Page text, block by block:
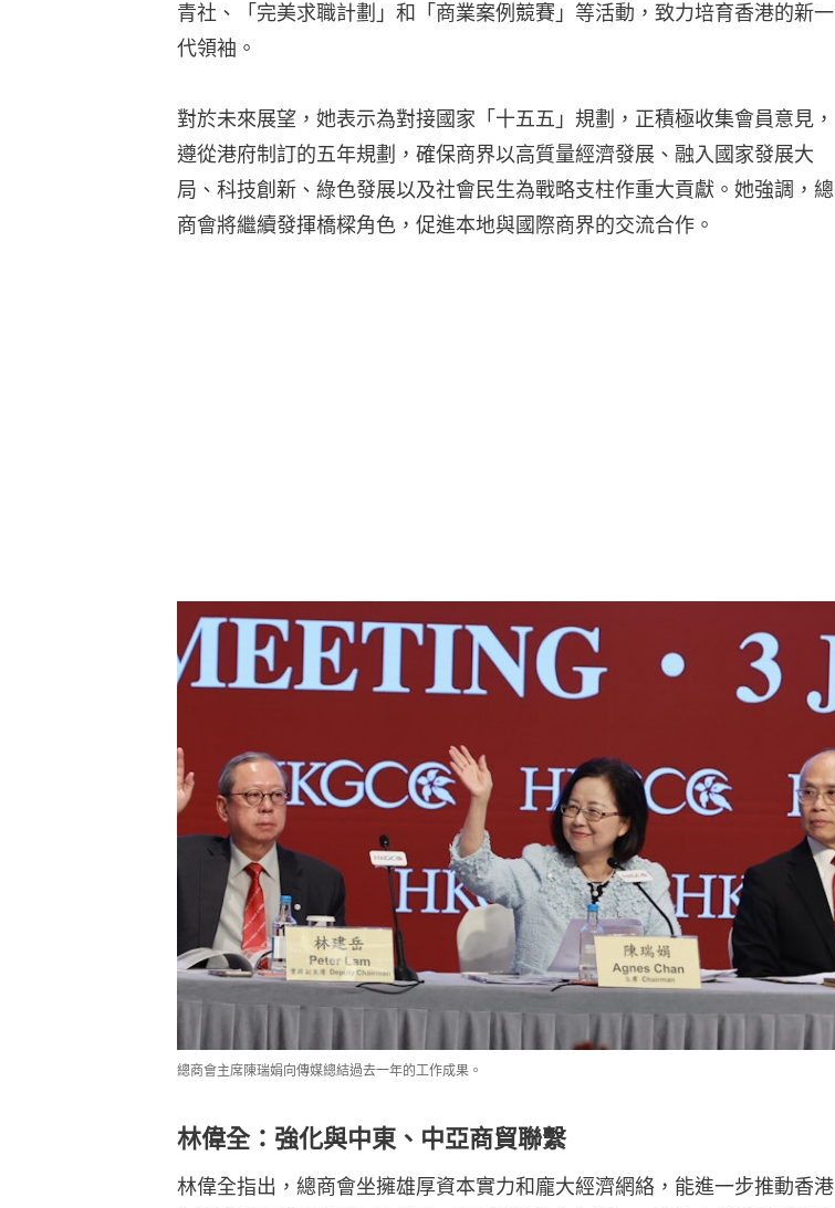
青社、「完美求職計劃」和「商業案例競賽」等活動，致力培育香港的新一
代領袖。
對於未來展望，她表示為對接國家「十五五」規劃，正積極收集會員意見，
遵從港府制訂的五年規劃，確保商界以高質量經濟發展、融入國家發展大
局、科技創新、綠色發展以及社會民生為戰略支柱作重大貢獻。她強調，總
商會將繼續發揮橋樑角色，促進本地與國際商界的交流合作。
總商會主席陳瑞娟向傳媒總結過去一年的工作成果。
林偉全：強化與中東、中亞商貿聯繫
林偉全指出，總商會坐擁雄厚資本實力和龐大經濟網絡，能進一步推動香港